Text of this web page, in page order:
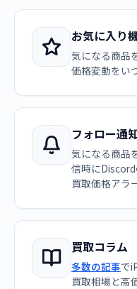
お気に入り
気になる商品
価格変動をい
フォロー通
気になる商品
信時に
買取価格アラ
買取コラム
多数の記事で
買取相場と高